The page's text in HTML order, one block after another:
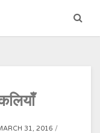
31, 2016